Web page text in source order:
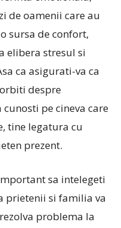
de oamenii care au
sursa de confort,
elibera stresul si
ca asigurati-va ca
despre
pe cineva care
tine legatura cu
prezent.
sa intelegeti
prietenii si familia va
problema la